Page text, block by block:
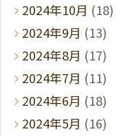
2024年10月 (18)
2024年9月 (13)
2024年8月 (17)
2024年7月 (11)
2024年6月 (18)
2024年5月 (16)